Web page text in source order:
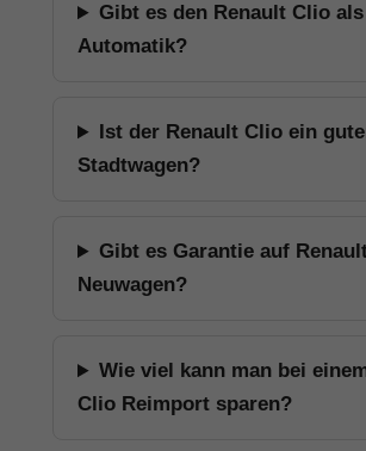
Gibt es den Renault Clio als
Automatik?
Ist der Renault Clio ein
Stadtwagen?
Gibt es Garantie auf
Neuwagen?
Wie viel kann man bei
Clio Reimport sparen?